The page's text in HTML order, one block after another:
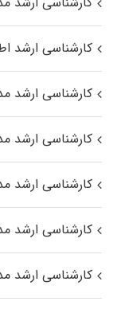
کارشناسی ارشد
کارشناسی ارشد
کارشناسی ارشد
کارشناسی ارشد
کارشناسی ارشد
کارشناسی ارشد